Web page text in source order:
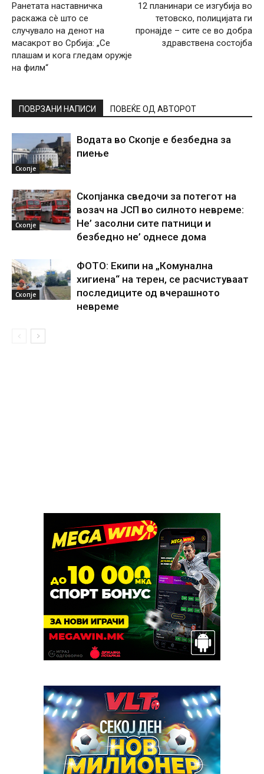
Ранетата наставничка
раскажа сè што се
случувало на денот на
масакрот во Србија: „Се
плашам и кога гледам оружје
на филм“
12 планинари се изгубија во
тетовско, полицијата ги
пронајде – сите се во добра
здравствена состојба
ПОВРЗАНИ НАПИСИ ПОВЕЌЕ ОД АВТОРОТ
Скопје
Водата во Скопје е безбедна за
пиење
Скопје
Скопјанка сведочи за потегот на
возач на ЈСП во силното невреме:
Не’ засолни сите патници и
безбедно не’ однесе дома
Скопје
ФОТО: Екипи на „Комунална
хигиена“ на терен, се расчистуваат
последиците од вчерашното
невреме